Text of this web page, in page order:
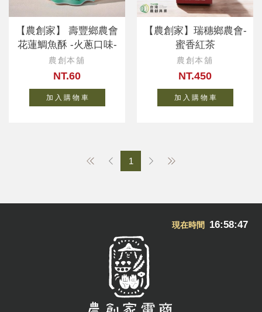
【農創家】 壽豐鄉農會
花蓮鯛魚酥 -火蔥口味-
農創本舖
NT.60
加 入 購 物 車
【農創家】瑞穗鄉農會-
蜜香紅茶
農創本舖
NT.450
加 入 購 物 車
1
現在時間 16:58:47